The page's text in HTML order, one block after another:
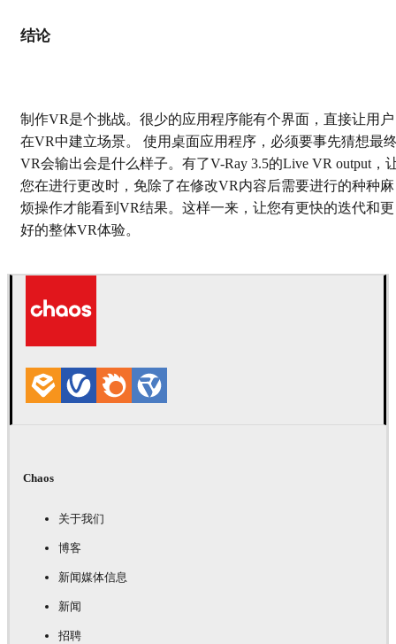
结论
制作VR是个挑战。很少的应用程序能有个界面，直接让用户
在VR中建立场景。 使用桌面应用程序，必须要事先猜想最
VR会输出会是什么样子。有了V-Ray 3.5的Live VR output，
您在进行更改时，免除了在修改VR内容后需要进行的种种麻
烦操作才能看到VR结果。这样一来，让您有更快的迭代和更
好的整体VR体验。
Chaos
关于我们
博客
新闻媒体信息
新闻
招聘